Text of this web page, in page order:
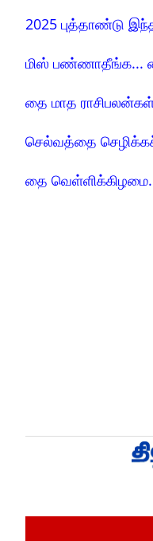
2025 புத்தாண்டு
மிஸ் பண்ணாதீங்க...
தை மாத
செல்வத்தை
தை